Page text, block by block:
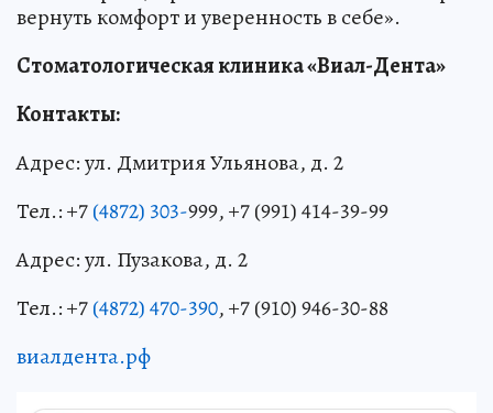
вернуть комфорт и уверенность в себе».
Стоматологическая клиника «Виал-Дента»
Контакты:
Адрес: ул. Дмитрия Ульянова, д. 2
Тел.: +7(4872) 303-999, +7 (991) 414-39-99
Адрес: ул. Пузакова, д. 2
Тел.: +7(4872) 470-390, +7 (910) 946-30-88
виалдента.рф